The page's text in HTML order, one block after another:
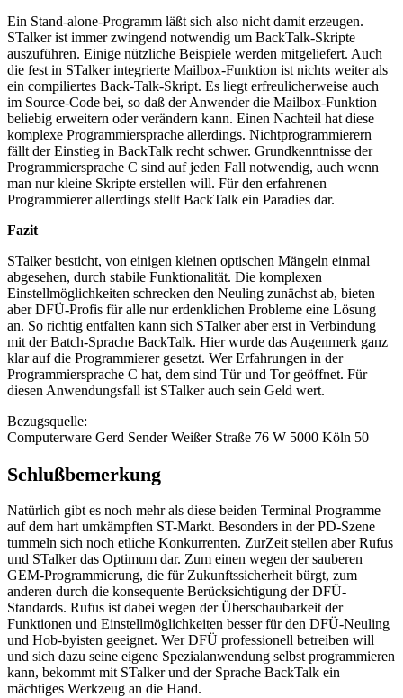
Ein Stand-alone-Programm läßt sich also nicht damit erzeugen.
STalker ist immer zwingend notwendig um BackTalk-Skripte
auszuführen. Einige nützliche Beispiele werden mitgeliefert. Auch
die fest in STalker integrierte Mailbox-Funktion ist nichts weiter als
ein compiliertes Back-Talk-Skript. Es liegt erfreulicherweise auch
im Source-Code bei, so daß der Anwender die Mailbox-Funktion
beliebig erweitern oder verändern kann. Einen Nachteil hat diese
komplexe Programmiersprache allerdings. Nichtprogrammierern
fällt der Einstieg in BackTalk recht schwer. Grundkenntnisse der
Programmiersprache C sind auf jeden Fall notwendig, auch wenn
man nur kleine Skripte erstellen will. Für den erfahrenen
Programmierer allerdings stellt BackTalk ein Paradies dar.
Fazit
STalker besticht, von einigen kleinen optischen Mängeln einmal
abgesehen, durch stabile Funktionalität. Die komplexen
Einstellmöglichkeiten schrecken den Neuling zunächst ab, bieten
aber DFÜ-Profis für alle nur erdenklichen Probleme eine Lösung
an. So richtig entfalten kann sich STalker aber erst in Verbindung
mit der Batch-Sprache BackTalk. Hier wurde das Augenmerk ganz
klar auf die Programmierer gesetzt. Wer Erfahrungen in der
Programmiersprache C hat, dem sind Tür und Tor geöffnet. Für
diesen Anwendungsfall ist STalker auch sein Geld wert.
Bezugsquelle:
Computerware Gerd Sender Weißer Straße 76 W 5000 Köln 50
Schlußbemerkung
Natürlich gibt es noch mehr als diese beiden Terminal Programme
auf dem hart umkämpften ST-Markt. Besonders in der PD-Szene
tummeln sich noch etliche Konkurrenten. ZurZeit stellen aber Rufus
und STalker das Optimum dar. Zum einen wegen der sauberen
GEM-Programmierung, die für Zukunftssicherheit bürgt, zum
anderen durch die konsequente Berücksichtigung der DFÜ-
Standards. Rufus ist dabei wegen der Überschaubarkeit der
Funktionen und Einstellmöglichkeiten besser für den DFÜ-Neuling
und Hob-byisten geeignet. Wer DFÜ professionell betreiben will
und sich dazu seine eigene Spezialanwendung selbst programmieren
kann, bekommt mit STalker und der Sprache BackTalk ein
mächtiges Werkzeug an die Hand.